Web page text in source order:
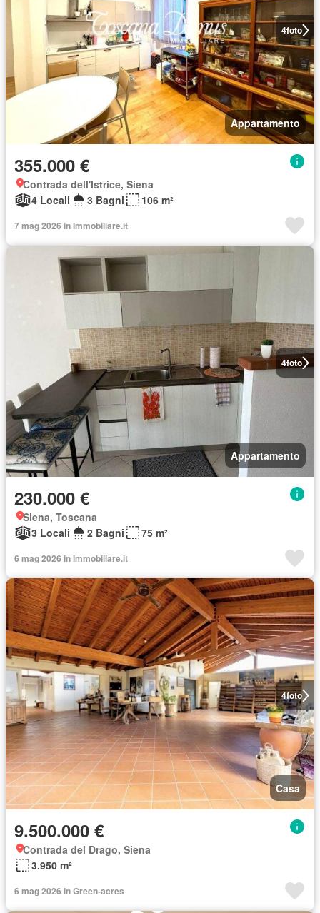
4foto
Appartamento
355.000 €
Contrada dell'Istrice, Siena
4 Locali
3 Bagni 106 m²
7 mag 2026 in Immobiliare.it
4foto
Appartamento
230.000 €
Siena, Toscana
3 Locali
2 Bagni 75 m²
6 mag 2026 in Immobiliare.it
4foto
Casa
9.500.000 €
Contrada del Drago, Siena
3.950 m²
6 mag 2026 in Green-acres